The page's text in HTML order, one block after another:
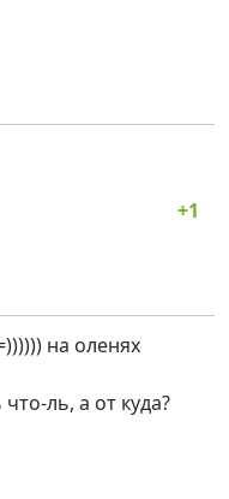
на оленях
ль, а от куда?